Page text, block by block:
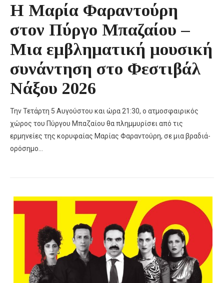
Η Μαρία Φαραντούρη
στον Πύργο Μπαζαίου –
Μια εμβληματική μουσική
συνάντηση στο Φεστιβάλ
Νάξου 2026
Την Τετάρτη 5 Αυγούστου και ώρα 21:30, ο ατμοσφαιρικός
χώρος του Πύργου Μπαζαίου θα πλημμυρίσει από τις
ερμηνείες της κορυφαίας Μαρίας Φαραντούρη, σε μια βραδιά-
ορόσημο…